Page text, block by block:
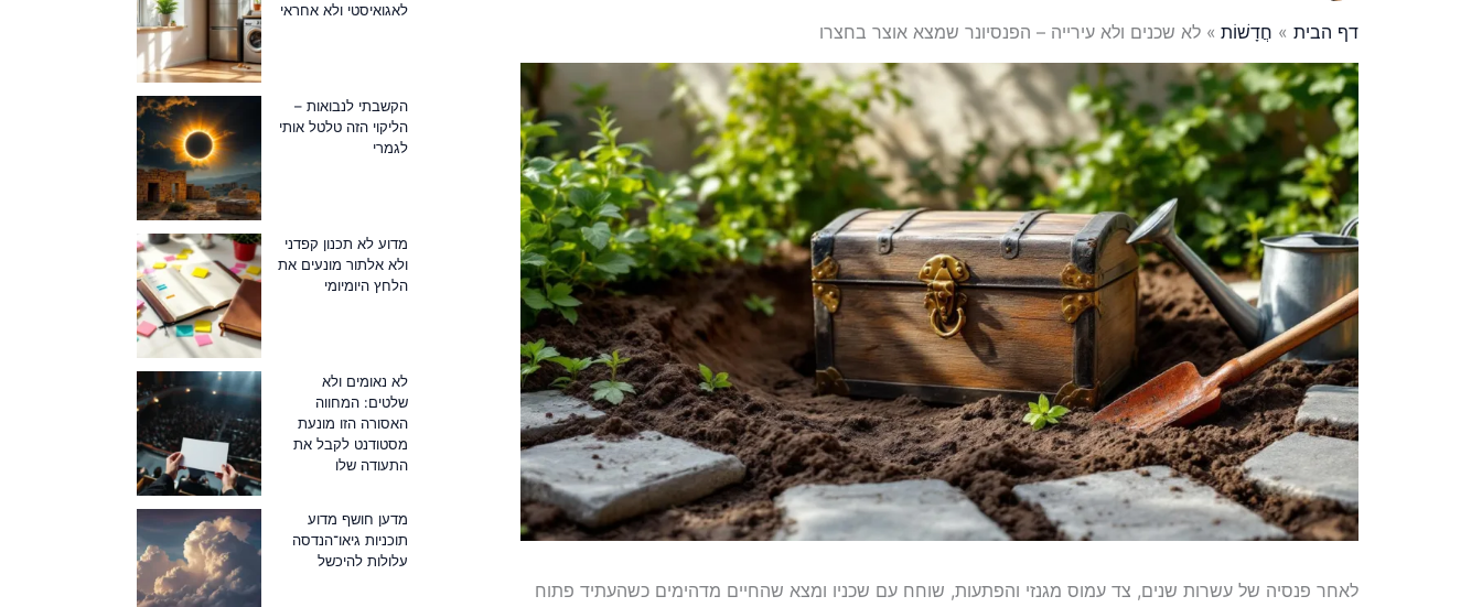
דף הבית חֲדָשׁוֹת לא שכנים ולא עירייה – הפנסיונר שמצא אוצר בחצרו
לאחר פנסיה של עשרות שנים, צד עמוס מגנזי והפתעות, שוחח עם שכניו ומצא שהחיים מדהימים כשהעתיד פתוח
לאגואיסטי ולא אחראי
הקשבתי לנבואות –
הליקוי הזה טלטל אותי
לגמרי
מדוע לא תכנון קפדני
ולא אלתור מונעים את
הלחץ היומיומי
לא נאומים ולא
שלטים: המחווה
האסורה הזו מונעת
מסטודנט לקבל את
התעודה שלו
מדען חושף מדוע
תוכניות גיאו־הנדסה
עלולות להיכשל